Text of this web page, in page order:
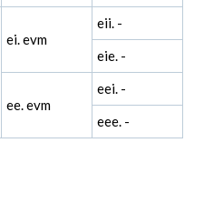
ei. evm
eii. -
eie. -
ee. evm
eei. -
eee. -